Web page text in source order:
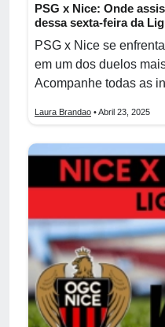
PSG x Nice: Onde
dessa sexta-feira da
PSG x Nice se
em um dos duelos
Acompanhe todas as
Laura Brandao • Abril 23, 2025